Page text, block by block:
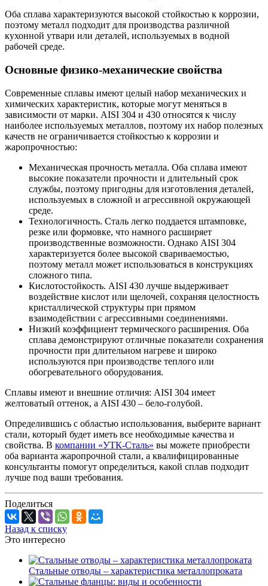
Оба сплава характеризуются высокой стойкостью к коррозии,
поэтому металл подходит для производства различной
кухонной утвари или деталей, используемых в водной
рабочей среде.
Основные физико-механические свойства
Современные сплавы имеют целый набор механических и
химических характеристик, которые могут меняться в
зависимости от марки. AISI 304 и 430 относятся к числу
наиболее используемых металлов, поэтому их набор полезных
качеств не ограничивается стойкостью к коррозии и
жаропрочностью:
Механическая прочность металла. Оба сплава имеют
высокие показатели прочности и длительный срок
службы, поэтому пригодны для изготовления деталей,
используемых в сложной и агрессивной окружающей
среде.
Технологичность. Сталь легко поддается штамповке,
резке или формовке, что намного расширяет
производственные возможности. Однако AISI 304
характеризуется более высокой свариваемостью,
поэтому металл может использоваться в конструкциях
сложного типа.
Кислотостойкость. AISI 430 лучше выдерживает
воздействие кислот или щелочей, сохраняя целостность
кристаллической структуры при прямом
взаимодействии с агрессивными соединениями.
Низкий коэффициент термического расширения. Оба
сплава демонстрируют отличные показатели сохранения
прочности при длительном нагреве и широко
используются при производстве теплого или
обогревательного оборудования.
Сплавы имеют и внешние отличия: AISI 304 имеет
желтоватый оттенок, а AISI 430 – бело-голубой.
Определившись с областью использования, выберите вариант
стали, который будет иметь все необходимые качества и
свойства. В компании «УТК-Сталь» вы можете приобрести
оба варианта жаропрочной стали, а квалифицированные
консультанты помогут определиться, какой сплав подходит
лучше под ваши требования.
Поделиться
Назад к списку
Это интересно
Стальные отводы – характеристика металлопроката